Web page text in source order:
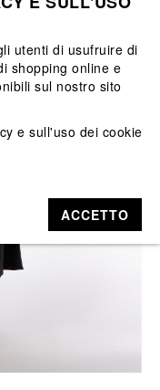
utenti di usufruire di
shopping online e
sul nostro sito
e sull'uso dei cookie
ACCETTO